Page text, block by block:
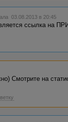
03.08.2013 в 20:45
ссылка на
Смотрите на